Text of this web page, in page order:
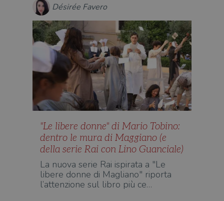
Désirée Favero
"Le libere donne" di Mario Tobino:
dentro le mura di Maggiano (e
della serie Rai con Lino Guanciale)
La nuova serie Rai ispirata a "Le
libere donne di Magliano" riporta
l’attenzione sul libro più ce…